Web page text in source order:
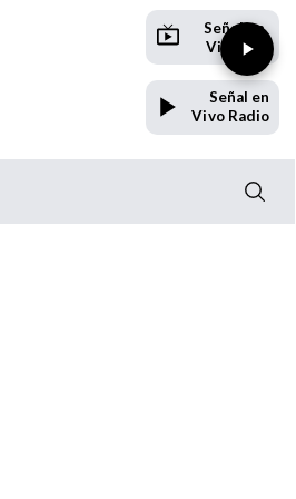
Señal en
Vivo TV
Señal en
Vivo Radio